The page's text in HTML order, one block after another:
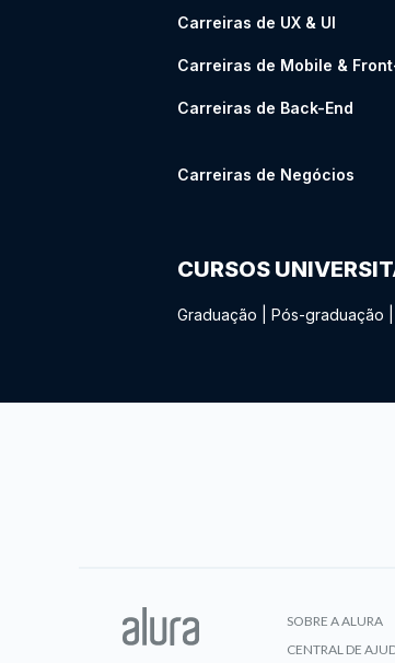
Carreiras de UX & UI
Carreiras de Mobile &
Carreiras de Back-End
Carreiras de Negócios
CURSOS
Graduação Pós-graduação
SOBRE A ALURA
CENTRAL DE